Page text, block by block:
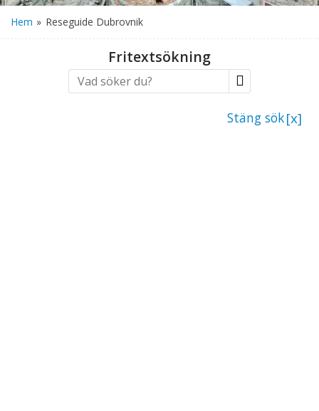
Hem » Reseguide Dubrovnik
Fritextsökning
Stäng sök